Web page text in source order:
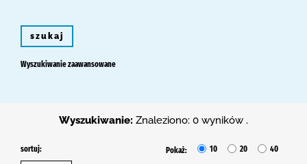
szukaj
Wyszukiwanie zaawansowane
Wyszukiwanie: Znaleziono: 0 wyników .
sortuj: Pokaż: 10 20 40